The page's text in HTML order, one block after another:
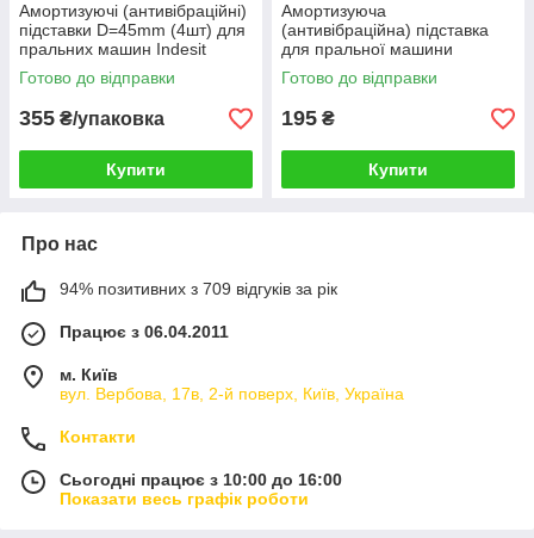
Амортизуючі (антивібраційні)
підставки D=45mm (4шт) для
пральних машин Indesit
484000008808
Готово до відправки
355 ₴/упаковка
Купити
Амортизуюча
(антивібраційна) підставка
для пральної машини
D=43mm (4шт.) сірий
Готово до відправки
195 ₴
Купити
Про нас
94% позитивних з 709 відгуків за рік
Працює з 06.04.2011
м. Київ
вул. Вербова, 17в, 2-й поверх, Київ, Україна
Контакти
Сьогодні працює з 10:00 до 16:00
Показати весь графік роботи